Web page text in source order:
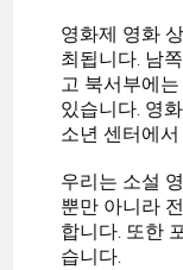
영화제 영화
최됩니다. 남
고 북서부에
있습니다. 영
소년 센터에
우리는 소설
뿐만 아니라
합니다. 또한
습니다.